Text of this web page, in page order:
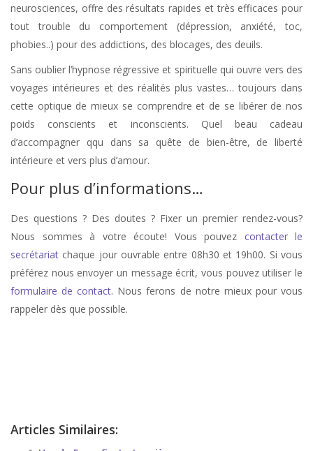
neurosciences, offre des résultats rapides et très efficaces pour
tout trouble du comportement (dépression, anxiété, toc,
phobies..) pour des addictions, des blocages, des deuils.
Sans oublier l’hypnose régressive et spirituelle qui ouvre vers des
voyages intérieures et des réalités plus vastes… toujours dans
cette optique de mieux se comprendre et de se libérer de nos
poids conscients et inconscients. Quel beau cadeau
d’accompagner qqu dans sa quête de bien-être, de liberté
intérieure et vers plus d’amour.
Pour plus d’informations…
Des questions ? Des doutes ? Fixer un premier rendez-vous?
Nous sommes à votre écoute! Vous pouvez contacter le
secrétariat chaque jour ouvrable entre 08h30 et 19h00. Si vous
préférez nous envoyer un message écrit, vous pouvez utiliser le
formulaire de contact. Nous ferons de notre mieux pour vous
rappeler dès que possible.
Articles Similaires: